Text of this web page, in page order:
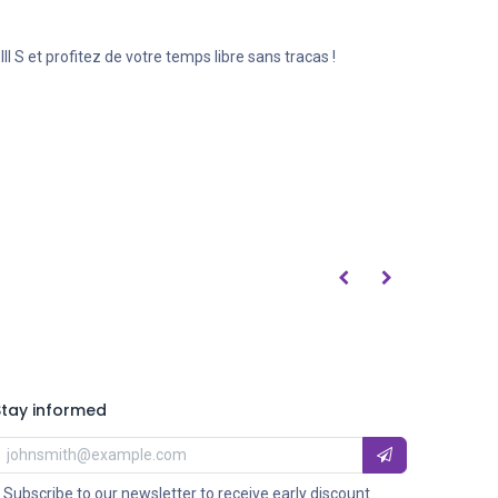
S et profitez de votre temps libre sans tracas !
informed
to our newsletter to receive early discount